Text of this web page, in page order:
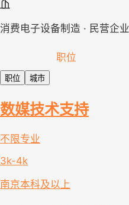
消费电子设备制造 · 民营企
职位
职位 城市
数媒技术支持
不限专业
3k-4k
南京本科及以上